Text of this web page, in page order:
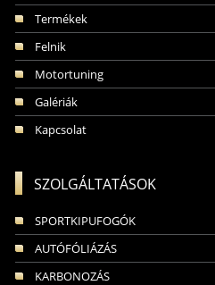
Termékek
Felnik
Motortuning
Galériák
Kapcsolat
SZOLGÁLTATÁSOK
SPORTKIPUFOGÓK
AUTÓFÓLIÁZÁS
KARBONOZÁS